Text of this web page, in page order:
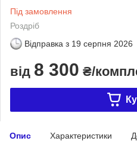
Під замовлення
Роздріб
Відправка з 19 серпня 2026
від 8 300 ₴/
Опис Характеристики